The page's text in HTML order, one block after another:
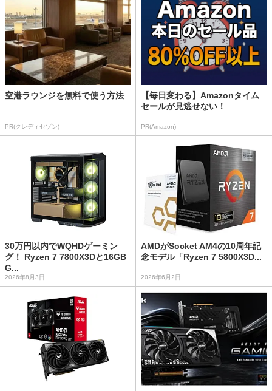
空港ラウンジを無料で使う方法
PR(クレディセゾン)
【毎日変わる】Amazonタイム
セールが見逃せない！
PR(Amazon)
30万円以内でWQHDゲーミン
グ！ Ryzen 7 7800X3Dと16GB
G...
2026年8月3日
AMDがSocket AM4の10周年記
念モデル「Ryzen 7 5800X3D...
2026年6月2日